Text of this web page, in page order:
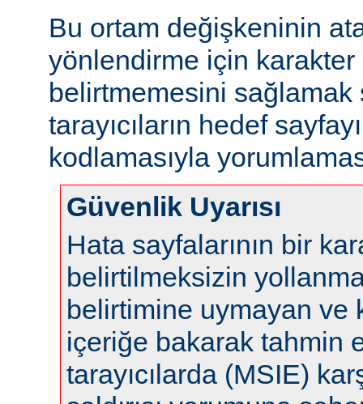
Bu ortam değişkeninin
yönlendirme için karakter
belirtmemesini sağlamak
tarayıcıların hedef
kodlamasıyla
Güvenlik Uyarısı
Hata sayfalarının bir
belirtilmeksizin
belirtimine uymayan ve
içeriğe bakarak tahmin
tarayıcılarda (MSIE)